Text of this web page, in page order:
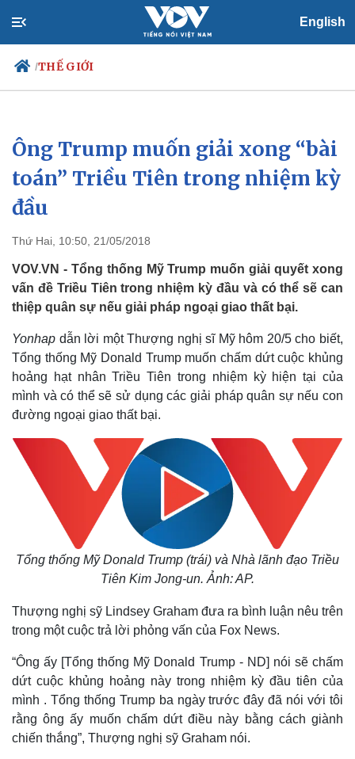
English
/THẾ GIỚI
Chính trị
Đảng
Tổ chức nhân sự
Quốc hội
Xã hội
Dự báo thời tiết
Ông Trump muốn giải xong “bài
toán” Triều Tiên trong nhiệm kỳ
đầu
Thứ Hai, 10:50, 21/05/2018
VOV.VN - Tổng thống Mỹ Trump muốn giải quyết xong
vấn đề Triều Tiên trong nhiệm kỳ đầu và có thể sẽ can
thiệp quân sự nếu giải pháp ngoại giao thất bại.
Yonhap dẫn lời một Thượng nghị sĩ Mỹ hôm 20/5 cho biết,
Tổng thống Mỹ Donald Trump muốn chấm dứt cuộc khủng
hoảng hạt nhân Triều Tiên trong nhiệm kỳ hiện tại của
mình và có thể sẽ sử dụng các giải pháp quân sự nếu con
đường ngoại giao thất bại.
Tổng thống Mỹ Donald Trump (trái) và Nhà lãnh đạo Triều
Tiên Kim Jong-un. Ảnh: AP.
Thượng nghị sỹ Lindsey Graham đưa ra bình luận nêu trên
trong một cuộc trả lời phỏng vấn của Fox News.
“Ông ấy [Tổng thống Mỹ Donald Trump - ND] nói sẽ chấm
dứt cuộc khủng hoảng này trong nhiệm kỳ đầu tiên của
mình . Tổng thống Trump ba ngày trước đây đã nói với tôi
rằng ông ấy muốn chấm dứt điều này bằng cách giành
chiến thắng”, Thượng nghị sỹ Graham nói.